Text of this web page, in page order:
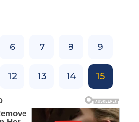
6 7 8 9
12 13 14 15